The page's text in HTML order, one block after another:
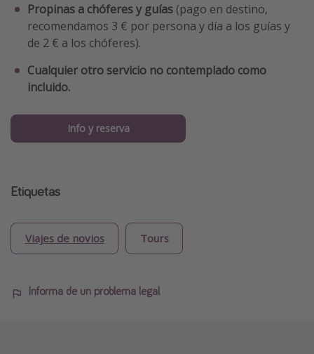
Propinas a chóferes y guías (pago en destino,
recomendamos 3 € por persona y día a los guías y
de 2 € a los chóferes).
Cualquier otro servicio no contemplado como
incluido.
Info y reserva
Etiquetas
Viajes de novios Tours
Informa de un problema legal